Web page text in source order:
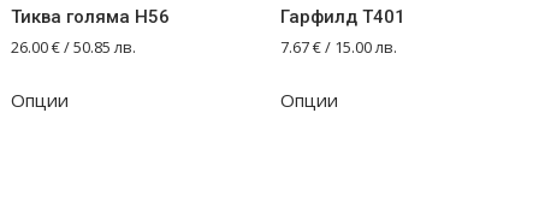
Тиква голяма Н56
26.00€/ 50.85 лв.
Опции
Гарфилд Т401
7.67€/ 15.00 лв.
Опции